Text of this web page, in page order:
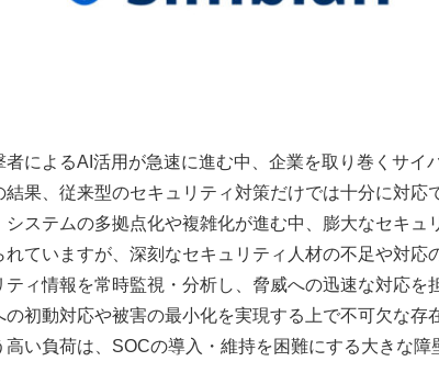
者によるAI活用が急速に進む中、企業を取り巻くサイ
結果、従来型のセキュリティ対策だけでは十分に対
システムの多拠点化や複雑化が進む中、膨大なセキ
れていますが、深刻なセキュリティ人材の不足や対
ティ情報を常時監視・分析し、脅威への迅速な対応
の初動対応や被害の最小化を実現する上で不可欠な
高い負荷は、SOCの導入・維持を困難にする大きな障